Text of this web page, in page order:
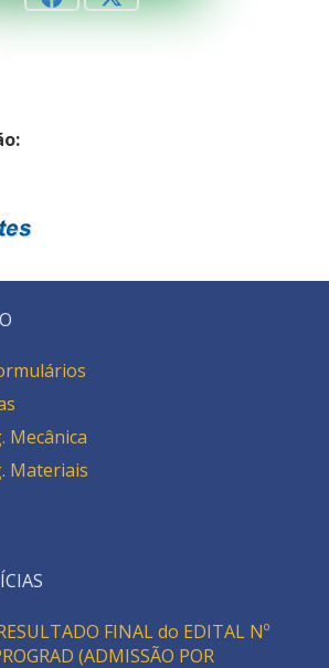
Mecânica
Materiais
FINAL do EDITAL Nº
(ADMISSÃO POR